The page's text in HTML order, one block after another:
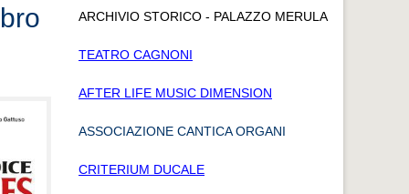
ARCHIVIO STORICO - PALAZZO MERULA
TEATRO CAGNONI
AFTER LIFE MUSIC DIMENSION
ASSOCIAZIONE CANTICA ORGANI
CRITERIUM DUCALE